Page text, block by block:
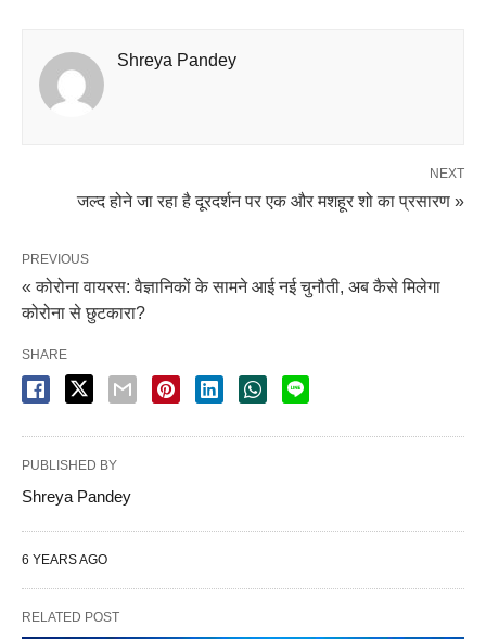
Shreya Pandey
NEXT
जल्द होने जा रहा है दूरदर्शन पर एक और मशहूर शो का प्रसारण »
PREVIOUS
« कोरोना वायरस: वैज्ञानिकों के सामने आई नई चुनौती, अब कैसे मिलेगा
कोरोना से छुटकारा?
SHARE
PUBLISHED BY
Shreya Pandey
6 YEARS AGO
RELATED POST